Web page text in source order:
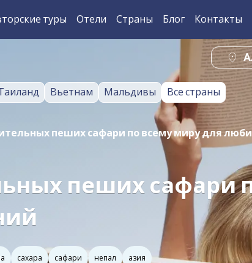
туры Отели Страны Блог Контакты
Вьетнам Мальдивы Все страны
пеших сафари по всему миру для
пеших сафари
сахара сафари непал азия